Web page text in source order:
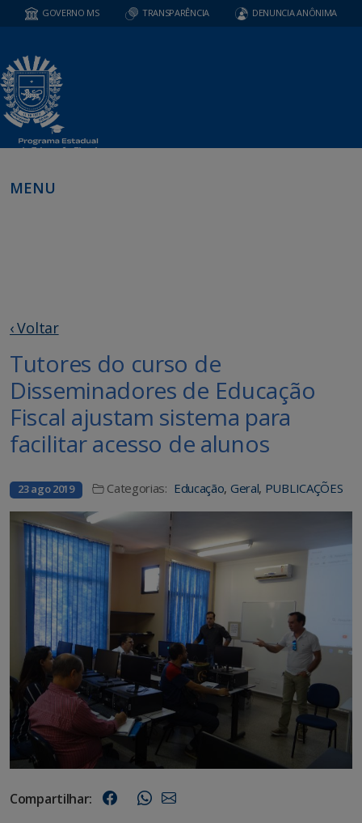
GOVERNO MS TRANSPARÊNCIA DENUNCIA ANÔNIMA
MENU
‹ Voltar
Tutores do curso de
Disseminadores de Educação
Fiscal ajustam sistema para
facilitar acesso de alunos
23 ago 2019 Categorias: Educação, Geral, PUBLICAÇÕES
Compartilhar: